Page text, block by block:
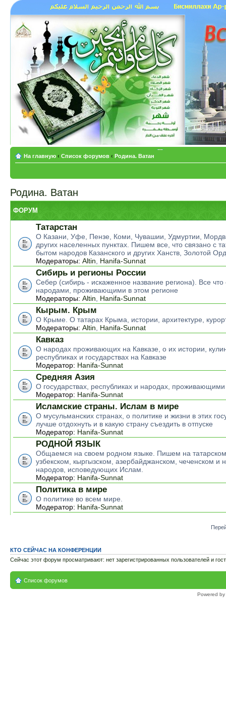
На главную ‹ Список форумов ‹ Родина. Ватан
Родина. Ватан
ФОРУМ
Татарстан
О Казани, Уфе, Пензе, Коми, Чувашии, Удмуртии,
других населенных пунктах. Пишем все, что связано с
бытом народов Казанского и других Ханств, Золотой
Модераторы: Altin Hanifa-Sunnat
Сибирь и регионы России
Себер (сибирь - искаженное название региона). Все что
народами, проживающими в этом регионе
Модераторы: Altin Hanifa-Sunnat
Кырым. Крым
О Крыме. О татарах Крыма, истории, архитектуре,
Модераторы: Altin Hanifa-Sunnat
Кавказ
О народах проживающих на Кавказе, о их истории,
республиках и государствах на Кавказе
Модератор: Hanifa-Sunnat
Средняя Азия
О государствах, республиках и народах,
Модератор: Hanifa-Sunnat
Исламские страны. Ислам в мире
О мусульманских странах, о политике и жизни в этих
лучше отдохнуть и в какую страну съездить в отпуске
Модератор: Hanifa-Sunnat
РОДНОЙ ЯЗЫК
Общаемся на своем родном языке. Пишем на
узбекском, кыргызском, азербайджанском, чеченском и
народов, исповедующих Ислам.
Модератор: Hanifa-Sunnat
Политика в мире
О политике во всем мире.
Модератор: Hanifa-Sunnat
КТО СЕЙЧАС НА КОНФЕРЕНЦИИ
Сейчас этот форум просматривают: нет зарегистрированных пользователей и
Список форумов
Powered by